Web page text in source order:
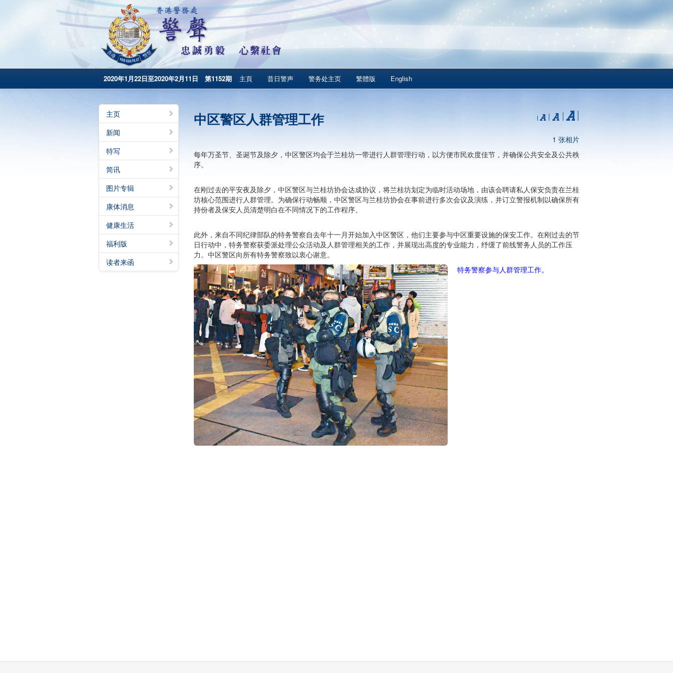
2020年1月22日至2020年2月11日 第1152期 主頁 昔日警声 警务处主页 繁體版 English
主页
新闻
特写
简讯
图片专辑
康体消息
健康生活
福利版
读者来函
中区警区人群管理工作
1 张相片
每年万圣节、圣诞节及除夕，中区警区均会于兰桂坊一带进行人群管理行动，以方便市民欢度佳节，并确保公共安全及公共秩
序。
在刚过去的平安夜及除夕，中区警区与兰桂坊协会达成协议，将兰桂坊划定为临时活动场地，由该会聘请私人保安负责在兰桂
坊核心范围进行人群管理。为确保行动畅顺，中区警区与兰桂坊协会在事前进行多次会议及演练，并订立警报机制以确保所有
持份者及保安人员清楚明白在不同情况下的工作程序。
此外，来自不同纪律部队的特务警察自去年十一月开始加入中区警区，他们主要参与中区重要设施的保安工作。在刚过去的节
日行动中，特务警察获委派处理公众活动及人群管理相关的工作，并展现出高度的专业能力，纾缓了前线警务人员的工作压
力。中区警区向所有特务警察致以衷心谢意。
特务警察参与人群管理工作。